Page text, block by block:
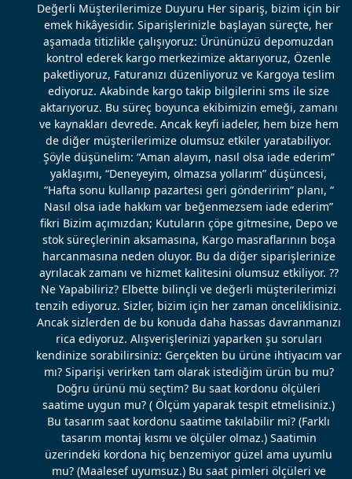
Değerli Müşterilerimize Duyuru Her sipariş, bizim için bir
emek hikâyesidir. Siparişlerinizle başlayan süreçte, her
aşamada titizlikle çalışıyoruz: Ürününüzü depomuzdan
kontrol ederek kargo merkezimize aktarıyoruz, Özenle
paketliyoruz, Faturanızı düzenliyoruz ve Kargoya teslim
ediyoruz. Akabinde kargo takip bilgilerini sms ile size
aktarıyoruz. Bu süreç boyunca ekibimizin emeği, zamanı
ve kaynakları devrede. Ancak keyfi iadeler, hem bize hem
de diğer müşterilerimize olumsuz etkiler yaratabiliyor.
Şöyle düşünelim: “Aman alayım, nasıl olsa iade ederim”
yaklaşımı, “Deneyeyim, olmazsa yollarım” düşüncesi,
“Hafta sonu kullanıp pazartesi geri gönderirim” planı, “
Nasıl olsa iade hakkım var beğenmezsem iade ederim”
fikri Bizim açımızdan; Kutuların çöpe gitmesine, Depo ve
stok süreçlerinin aksamasına, Kargo masraflarının boşa
harcanmasına neden oluyor. Bu da diğer siparişlerinize
ayrılacak zamanı ve hizmet kalitesini olumsuz etkiliyor. ??
Ne Yapabiliriz? Elbette bilinçli ve değerli müşterilerimizi
tenzih ediyoruz. Sizler, bizim için her zaman önceliklisiniz.
Ancak sizlerden de bu konuda daha hassas davranmanızı
rica ediyoruz. Alışverişlerinizi yaparken şu soruları
kendinize sorabilirsiniz: Gerçekten bu ürüne ihtiyacım var
mı? Siparişi verirken tam olarak istediğim ürün bu mu?
Doğru ürünü mü seçtim? Bu saat kordonu ölçüleri
saatime uygun mu? ( Ölçüm yaparak tespit etmelisiniz.)
Bu tasarım saat kordonu saatime takılabilir mi? (Farklı
tasarım montaj kısmı ve ölçüler olmaz.) Saatimin
üzerindeki kordona hiç benzemiyor güzel ama uyumlu
mu? (Maalesef uyumsuz.) Bu saat pimleri ölçüleri ve